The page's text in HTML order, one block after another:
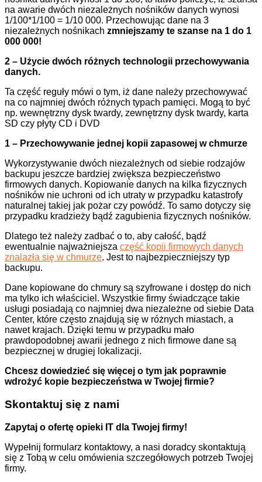
na awarie dwóch niezależnych nośników danych wynosi
1/100*1/100 = 1/10 000. Przechowując dane na 3
niezależnych nośnikach zmniejszamy te szanse na 1 do 1
000 000!
2 – Użycie dwóch różnych technologii przechowywania
danych.
Ta część reguły mówi o tym, iż dane należy przechowywać
na co najmniej dwóch różnych typach pamięci. Mogą to być
np. wewnętrzny dysk twardy, zewnętrzny dysk twardy, karta
SD czy płyty CD i DVD
1 – Przechowywanie jednej kopii zapasowej w chmurze
Wykorzystywanie dwóch niezależnych od siebie rodzajów
backupu jeszcze bardziej zwiększa bezpieczeństwo
firmowych danych. Kopiowanie danych na kilka fizycznych
nośników nie uchroni od ich utraty w przypadku katastrofy
naturalnej takiej jak pożar czy powódź. To samo dotyczy się
przypadku kradzieży bądź zagubienia fizycznych nośników.
Dlatego też należy zadbać o to, aby całość, bądź
ewentualnie najważniejsza część kopii firmowych danych
znalazła się w chmurze. Jest to najbezpieczniejszy typ
backupu.
Dane kopiowane do chmury są szyfrowane i dostęp do nich
ma tylko ich właściciel. Wszystkie firmy świadczące takie
usługi posiadają co najmniej dwa niezależne od siebie Data
Center, które często znajdują się w różnych miastach, a
nawet krajach. Dzięki temu w przypadku mało
prawdopodobnej awarii jednego z nich firmowe dane są
bezpiecznej w drugiej lokalizacji.
Chcesz dowiedzieć się więcej o tym jak poprawnie
wdrożyć kopie bezpieczeństwa w Twojej firmie?
Skontaktuj się z nami
Zapytaj o ofertę opieki IT dla Twojej firmy!
Wypełnij formularz kontaktowy, a nasi doradcy skontaktują
się z Tobą w celu omówienia szczegółowych potrzeb Twojej
firmy.